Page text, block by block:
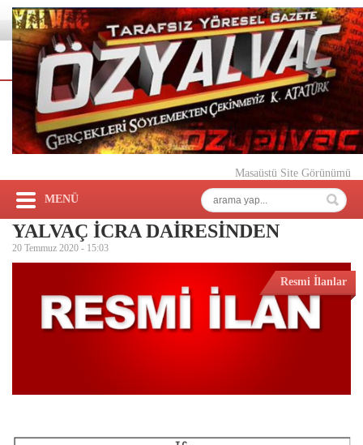
Masaüstü Site Görünümü
MENÜ
YALVAÇ İCRA DAİRESİNDEN
20 Temmuz 2020 - 15:03
Resmi İlanlar